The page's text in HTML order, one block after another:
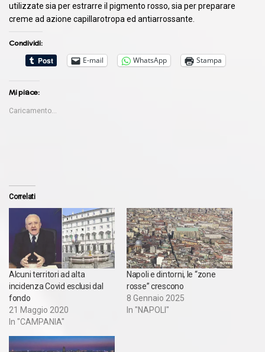
utilizzate sia per estrarre il pigmento rosso, sia per preparare
creme ad azione capillarotropa ed antiarrossante.
Condividi:
E-mail
WhatsApp Stampa
Mi piace:
Caricamento...
Correlati
Alcuni territori ad alta
incidenza Covid esclusi dal
fondo
21 Maggio 2020
In "CAMPANIA"
Napoli e dintorni, le “zone
rosse” crescono
8 Gennaio 2025
In "NAPOLI"